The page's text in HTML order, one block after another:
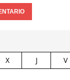
X J V